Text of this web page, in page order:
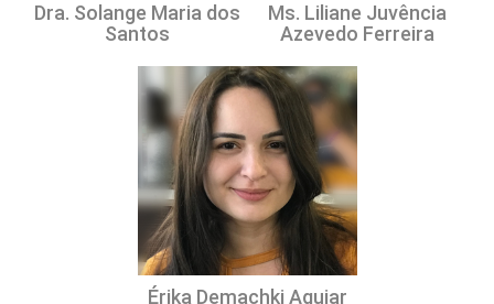
Dra. Solange Maria dos
Santos
Ms. Liliane Juvência
Azevedo Ferreira
Érika Demachki Aguiar